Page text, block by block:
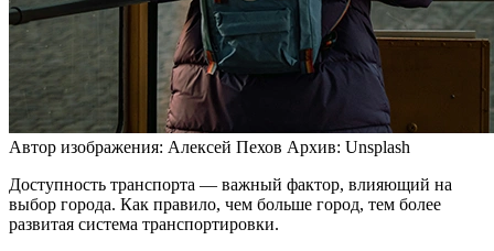
Автор изображения: Алексей Пехов Архив: Unsplash
Доступность транспорта — важный фактор, влияющий на
выбор города. Как правило, чем больше город, тем более
развитая система транспортировки.